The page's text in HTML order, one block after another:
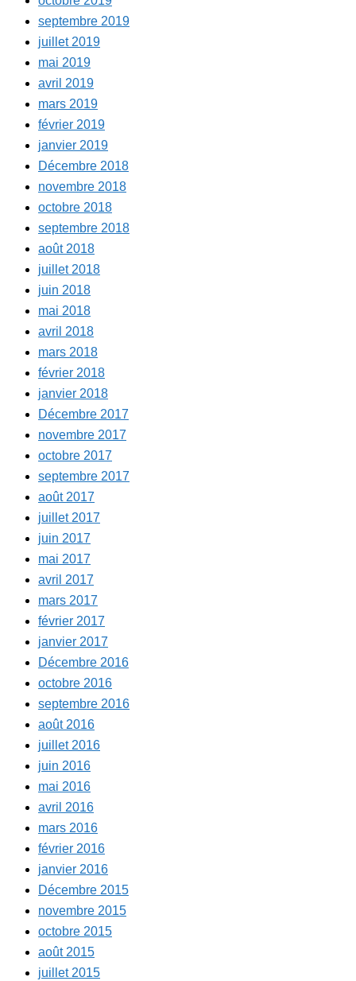
septembre 2019
juillet 2019
mai 2019
avril 2019
mars 2019
février 2019
janvier 2019
Décembre 2018
novembre 2018
octobre 2018
septembre 2018
août 2018
juillet 2018
juin 2018
mai 2018
avril 2018
mars 2018
février 2018
janvier 2018
Décembre 2017
novembre 2017
octobre 2017
septembre 2017
août 2017
juillet 2017
juin 2017
mai 2017
avril 2017
mars 2017
février 2017
janvier 2017
Décembre 2016
octobre 2016
septembre 2016
août 2016
juillet 2016
juin 2016
mai 2016
avril 2016
mars 2016
février 2016
janvier 2016
Décembre 2015
novembre 2015
octobre 2015
août 2015
juillet 2015